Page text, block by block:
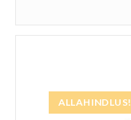
ALLAHINDLUS!